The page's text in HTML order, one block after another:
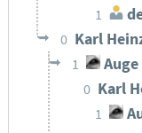
1
0 Karl
1 Auge
0 Karl
1